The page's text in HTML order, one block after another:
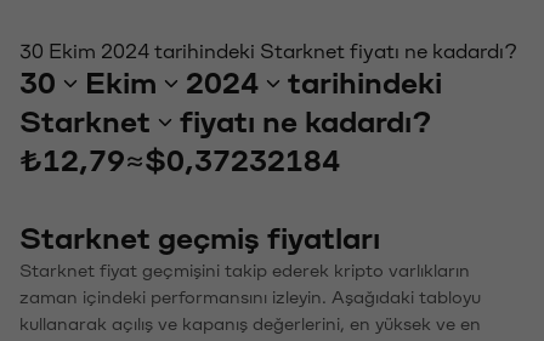
30 Ekim 2024 tarihindeki Starknet fiyatı ne kadardı?
30 Ekim 2024
tarihindeki
Starknet
fiyatı ne kadardı?
₺12,79≈$0,37232184
Starknet geçmiş fiyatları
Starknet fiyat geçmişini takip ederek kripto varlıkların
zaman içindeki performansını izleyin. Aşağıdaki tabloyu
kullanarak açılış ve kapanış değerlerini, en yüksek ve en